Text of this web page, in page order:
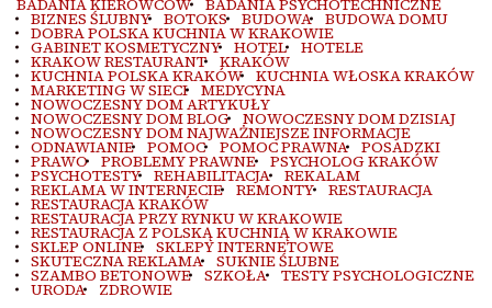
BADANIA KIEROWCÓW BADANIA PSYCHOTECHNICZNE
BIZNES ŚLUBNY BOTOKS BUDOWA BUDOWA DOMU
DOBRA POLSKA KUCHNIA W KRAKOWIE
GABINET KOSMETYCZNY HOTEL HOTELE
KRAKOW RESTAURANT KRAKÓW
KUCHNIA POLSKA KRAKÓW KUCHNIA WŁOSKA KRAKÓW
MARKETING W SIECI MEDYCYNA
NOWOCZESNY DOM ARTYKUŁY
NOWOCZESNY DOM BLOG NOWOCZESNY DOM DZISIAJ
NOWOCZESNY DOM NAJWAŻNIEJSZE INFORMACJE
ODNAWIANIE POMOC POMOC PRAWNA POSADZKI
PRAWO PROBLEMY PRAWNE PSYCHOLOG KRAKÓW
PSYCHOTESTY REHABILITACJA REKALAM
REKLAMA W INTERNECIE REMONTY RESTAURACJA
RESTAURACJA KRAKÓW
RESTAURACJA PRZY RYNKU W KRAKOWIE
RESTAURACJA Z POLSKĄ KUCHNIĄ W KRAKOWIE
SKLEP ONLINE SKLEPY INTERNETOWE
SKUTECZNA REKLAMA SUKNIE ŚLUBNE
SZAMBO BETONOWE SZKOŁA TESTY PSYCHOLOGICZNE
URODA ZDROWIE